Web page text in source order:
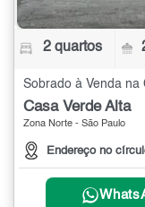
2 quartos
Sobrado à Venda na
Casa Verde Alta
Zona Norte - São Paulo
Endereço no